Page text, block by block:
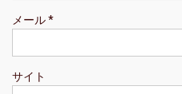
メール*
サイト